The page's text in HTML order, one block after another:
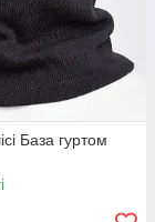
База гуртом